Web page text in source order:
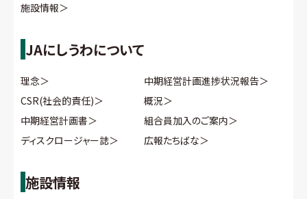
施設情報＞
JAにしうわについて
理念＞
CSR(社会的責任)＞
中期経営計画書＞
ディスクロージャー誌＞
中期経営計画進捗状況報告＞
概況＞
組合員加入のご案内＞
広報たちばな＞
施設情報